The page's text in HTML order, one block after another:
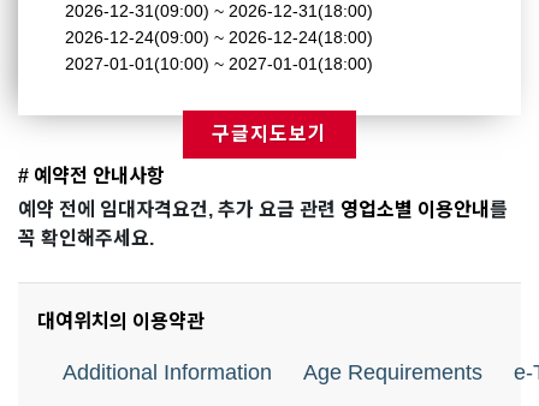
2026-12-31(09:00) ~ 2026-12-31(18:00)
2026-12-24(09:00) ~ 2026-12-24(18:00)
2027-01-01(10:00) ~ 2027-01-01(18:00)
구글지도보기
# 예약전 안내사항
예약 전에 임대자격요건, 추가 요금 관련 영업소별 이용안내 를
꼭 확인해주세요.
대여위치의 이용약관
Additional Information Age Requirements e-